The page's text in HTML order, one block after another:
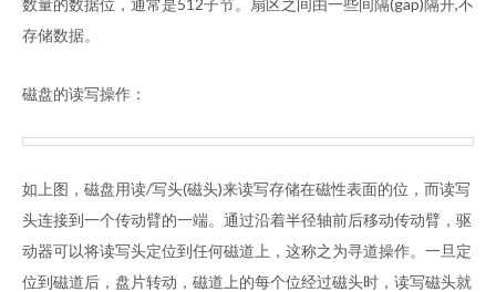
数量的数据位，通常是512子节。扇区之间由一些间隔(gap)隔开,不
存储数据。
磁盘的读写操作：
如上图，磁盘用读/写头(磁头)来读写存储在磁性表面的位，而读写
头连接到一个传动臂的一端。通过沿着半径轴前后移动传动臂，驱
动器可以将读写头定位到任何磁道上，这称之为寻道操作。一旦定
位到磁道后，盘片转动，磁道上的每个位经过磁头时，读写磁头就